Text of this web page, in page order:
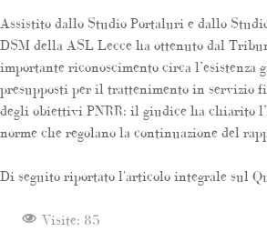
Assistito dallo Studio Portaluri e dallo
DSM della ASL Lecce ha ottenuto dal
importante riconoscimento circa l’esistenza
presupposti per il trattenimento in servizio
degli obiettivi PNRR: il giudice ha chiarito
norme che regolano la continuazione del
Di seguito riportato l'articolo integrale sul
Visite: 85